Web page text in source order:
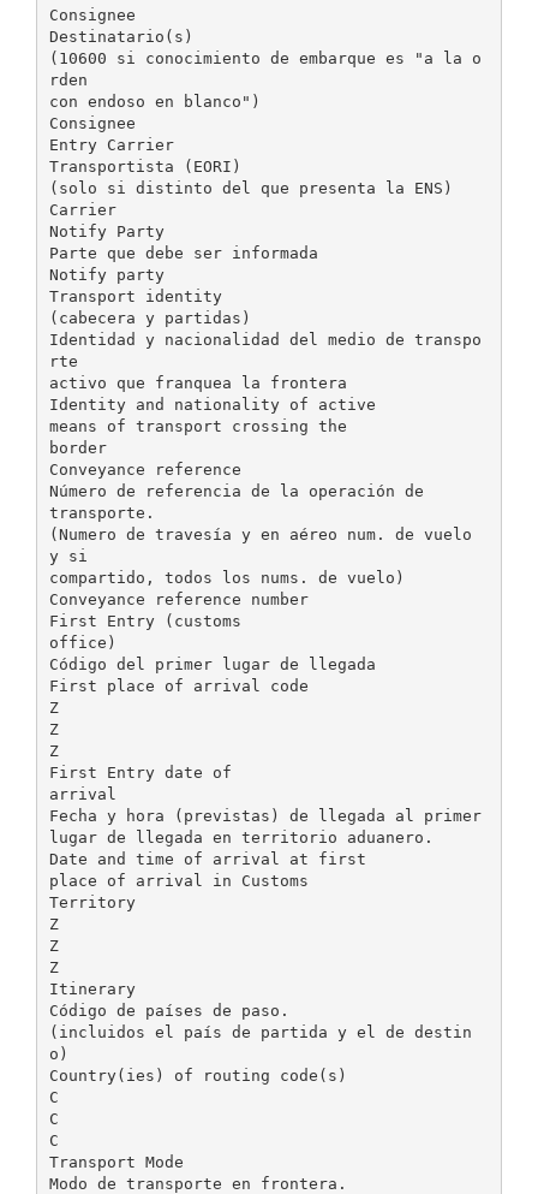
Consignee
Destinatario(s)
(10600 si conocimiento de embarque es "a la o
rden
con endoso en blanco")
Consignee
Entry Carrier
Transportista (EORI)
(solo si distinto del que presenta la ENS)
Carrier
Notify Party
Parte que debe ser informada
Notify party
Transport identity
(cabecera y partidas)
Identidad y nacionalidad del medio de transpo
rte
activo que franquea la frontera
Identity and nationality of active
means of transport crossing the
border
Conveyance reference
Número de referencia de la operación de
transporte.
(Numero de travesía y en aéreo num. de vuelo
y si
compartido, todos los nums. de vuelo)
Conveyance reference number
First Entry (customs
office)
Código del primer lugar de llegada
First place of arrival code
Z
Z
Z
First Entry date of
arrival
Fecha y hora (previstas) de llegada al primer
lugar de llegada en territorio aduanero.
Date and time of arrival at first
place of arrival in Customs
Territory
Z
Z
Z
Itinerary
Código de países de paso.
(incluidos el país de partida y el de destin
o)
Country(ies) of routing code(s)
C
C
C
Transport Mode
Modo de transporte en frontera.